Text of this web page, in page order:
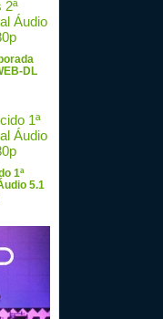
DL
1ª
5.1